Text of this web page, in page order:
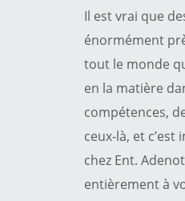
Il est vrai que
énormément
tout le monde
en la matière
compétences,
ceux-là, et
chez Ent.
entièrement à